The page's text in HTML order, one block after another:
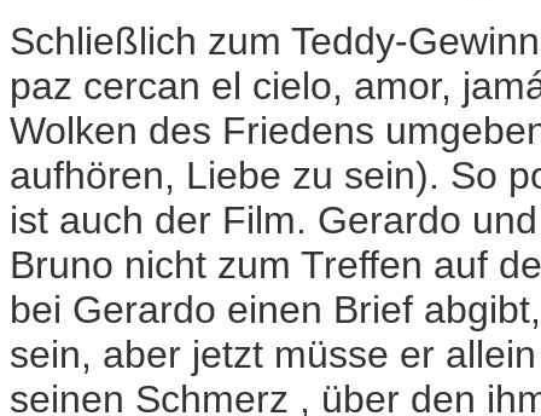
Schließlich zum Teddy-
paz cercan el cielo, amor,
Wolken des Friedens
aufhören, Liebe zu sein). So
ist auch der Film. Gerardo
Bruno nicht zum Treffen auf
bei Gerardo einen Brief
sein, aber jetzt müsse er
seinen Schmerz , über den